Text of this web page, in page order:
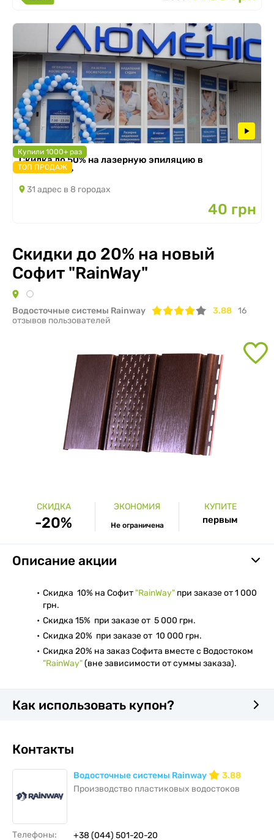
Купили 1000+ раз
ТОП ПРОДАЖ
Скидка до 50% на лазерную эпиляцию в
«Люменис»
31 адрес в 8 городах
40 грн
Скидки до 20% на новый
Софит "RainWay"
Водосточные системы Rainway 3.88 16
отзывов пользователей
СКИДКА
-20%
ЭКОНОМИЯ
Не ограничена
КУПИТЕ
первым
Описание акции
Скидка 10% на Софит"RainWay" при заказе от 1 000
грн.
Скидка 15% при заказе от 5 000 грн.
Скидка 20% при заказе от 10 000 грн.
Скидка 20% на заказ Софита вместе с Водостоком
"RainWay"(вне зависимости от суммы заказа).
Как использовать купон?
Контакты
Водосточные системы Rainway
3.88
Производство пластиковых водостоков
Телефоны: +38 (044) 501-20-20